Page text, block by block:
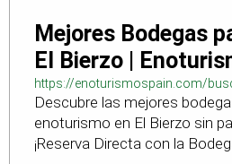
Mejores Bodegas
El Bierzo |
https://enoturismospain.com/
bodegas-en-leon
Descubre las mejores
enoturismo en El Bierzo sin
¡Reserva Directa con la